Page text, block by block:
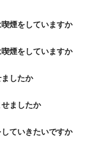
煙をしていますか
煙をしていますか
ましたか
せましたか
ていきたいですか